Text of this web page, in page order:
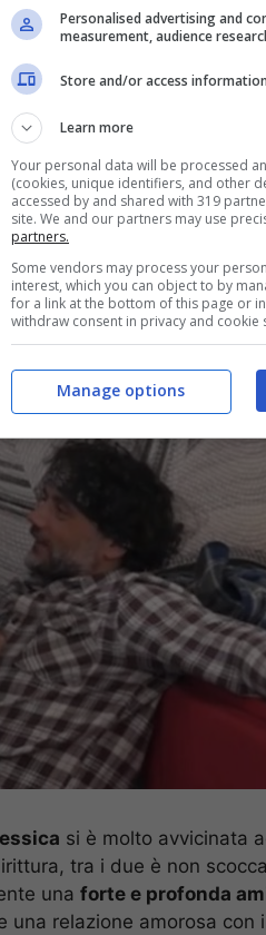
di lui: è
si è molto avvicinata
tra i due è non
una forte e profonda
relazione amorosa con
Personalised advertising and
measurement, audience
Store and/or access
Learn more
Your personal data will be processed
(cookies, unique identifiers, and other
accessed by and shared with 319
site. We and our partners may use
partners.
Some vendors may process your
interest, which you can object to by
for a link at the bottom of this page or
withdraw consent in privacy and cookie
Manage options